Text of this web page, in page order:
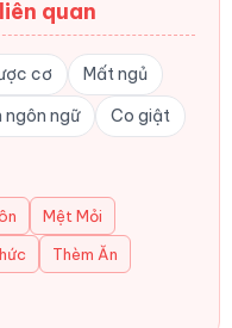
quan
cơ
Mất ngủ
ngôn ngữ
Co giật
Mệt Mỏi
Thèm Ăn